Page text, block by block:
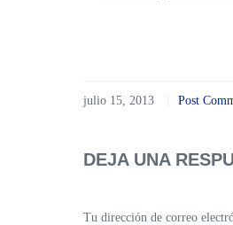
julio 15, 2013 Post
DEJA UNA
Tu dirección de correo